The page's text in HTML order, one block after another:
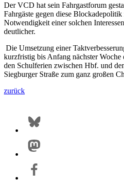
Der VCD hat sein Fahrgastforum
Fahrgäste gegen diese
Notwendigkeit einer solchen
deutlicher.
Die Umsetzung einer
kurzfristig bis Anfang nächster Woche
den Schulferien zwischen Hbf. und
Siegburger Straße zum ganz großen
zurück